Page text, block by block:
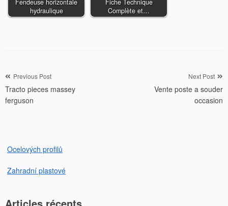
Fendeuse horizontale
hydraulique
Fiche Technique
Complète et…
Navigation
de
l’article
Previous Post
Tracto pieces massey
ferguson
Next Post
Vente poste a souder
occasion
Ocelových profilů
Zahradní plastové